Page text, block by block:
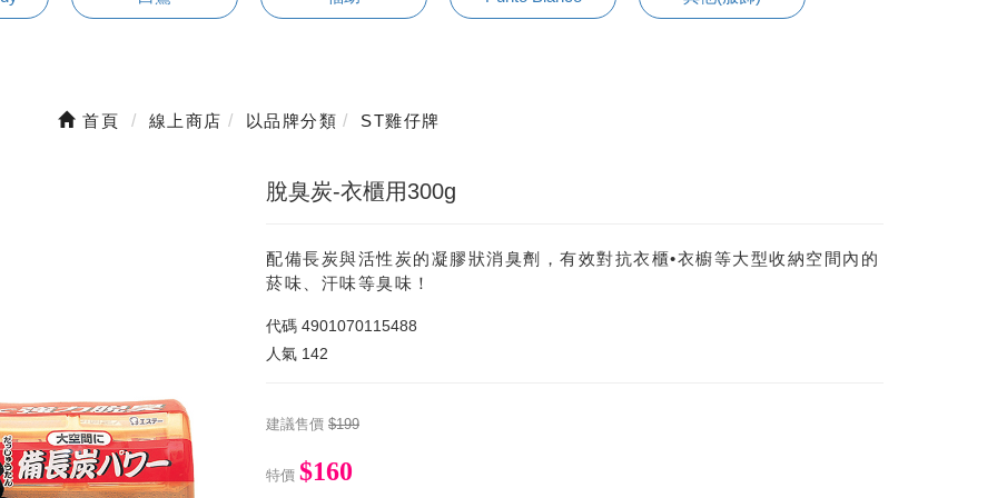
首頁 線上商店 以品牌分類 ST雞仔牌
脫臭炭-衣櫃用300g
配備長炭與活性炭的凝膠狀消臭劑，有效對抗衣櫃•衣櫥等大型收納空間內的
菸味、汗味等臭味！
代碼 4901070115488
人氣 142
建議售價 $199
特價 $160